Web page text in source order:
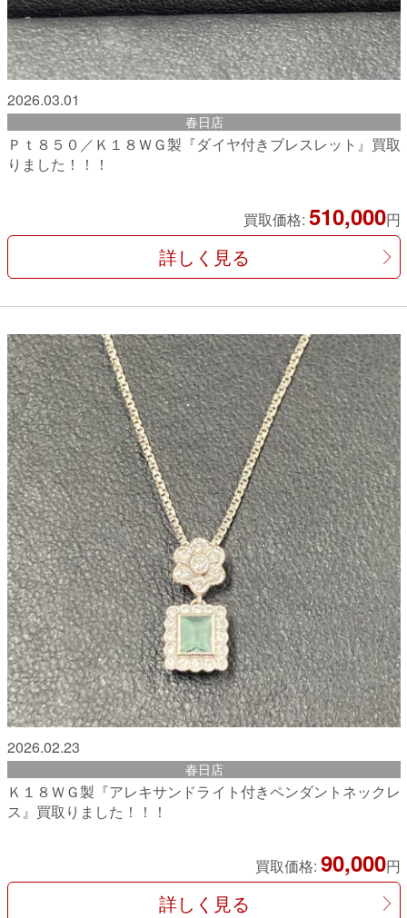
2026.03.01
春日店
Ｐｔ８５０／Ｋ１８ＷＧ製『ダイヤ付きブレスレット』買取
りました！！！
買取価格: 510,000円
詳しく見る
2026.02.23
春日店
Ｋ１８ＷＧ製『アレキサンドライト付きペンダントネックレ
ス』買取りました！！！
買取価格: 90,000円
詳しく見る